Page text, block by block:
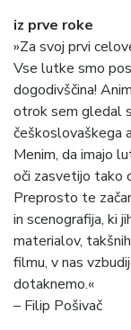
iz prve roke
»Za svoj prvi
Vse lutke smo
dogodivščina!
otrok sem gledal
češkoslovaškega
Menim, da imajo
oči zasvetijo tako
Preprosto te
in scenografija, ki
materialov,
filmu, v nas
dotaknemo.«
– Filip Pošivač